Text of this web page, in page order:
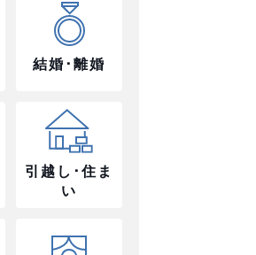
結婚･離婚
引越し･住ま
い